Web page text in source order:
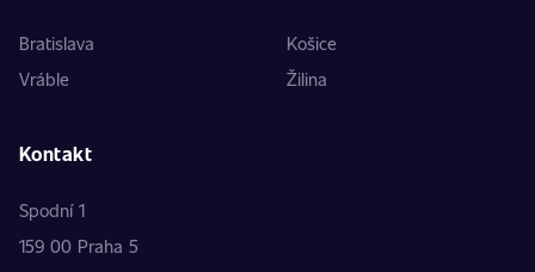
Bratislava
Košice
Vráble
Žilina
Kontakt
Spodní 1
159 00 Praha 5